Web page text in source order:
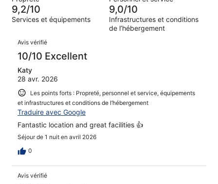
sur 336.
(Horrible),
d’après 5 avis
sur 336.
9,2/10
Services et équipements
9,0/10
Infrastructures et conditions
de l’hébergement
Avis
Avis vérifié
10/10 Excellent
Katy
28 avr. 2026
Les points forts : Propreté, personnel et service, équipements
et infrastructures et conditions de l’hébergement
Traduire avec Google
Fantastic location and great facilities 👍
Séjour de 1 nuit en avril 2026
0
Avis vérifié